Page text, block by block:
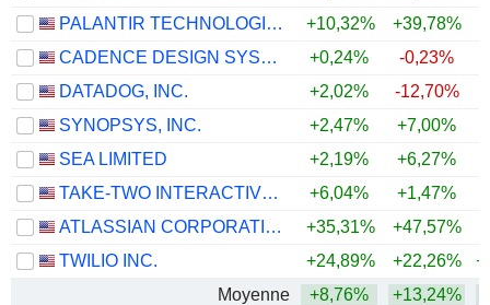
PALANTIR TECHNOLOGIES INC.
+10,32% +39,78%
CADENCE DESIGN SYSTEMS, INC.
+0,24% -0,23%
DATADOG, INC.
+2,02% -12,70%
SYNOPSYS, INC.
+2,47% +7,00%
SEA LIMITED
+2,19% +6,27%
TAKE-TWO INTERACTIVE SOFTWARE, INC.
+6,04% +1,47%
ATLASSIAN CORPORATION
+35,31% +47,57%
TWILIO INC.
+24,89% +22,26%
Moyenne
+8,76% +13,24%